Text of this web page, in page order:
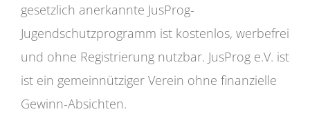
gesetzlich anerkannte JusProg-
Jugendschutzprogramm ist kostenlos, werbefrei
und ohne Registrierung nutzbar. JusProg e.V. ist
ist ein gemeinnütziger Verein ohne finanzielle
Gewinn-Absichten.